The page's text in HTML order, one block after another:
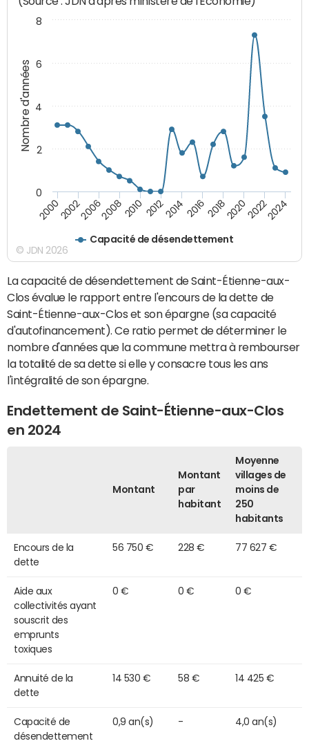
Nombre d'années
Capacité de désendettement
20002002200620082010 2012201420162018202020222024
0
2
4
6
8
© JDN 2026
La capacité de désendettement de Saint-Étienne-aux-
Clos évalue le rapport entre l'encours de la dette de
Saint-Étienne-aux-Clos et son épargne (sa capacité
d'autofinancement). Ce ratio permet de déterminer le
nombre d'années que la commune mettra à rembourser
la totalité de sa dette si elle y consacre tous les ans
l'intégralité de son épargne.
Endettement de Saint-Étienne-aux-Clos
en 2024
Montant
Montant
par
habitant
Moyenne
villages de
moins de
250
habitants
Encours de la
dette
56 750 € 228 € 77 627 €
Aide aux
collectivités ayant
souscrit des
emprunts
toxiques
0 € 0 € 0 €
Annuité de la
dette
14 530 € 58 € 14 425 €
Capacité de
désendettement
0,9 an(s) - 4,0 an(s)